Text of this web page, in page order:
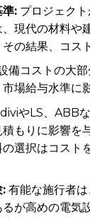
準:プロジェクト
現代の材料や
の結果、コス
備コストの大
場給与水準に
やLS、ABB
もりに影響を
選択はコスト
:有能な施行者は
が高めの電気